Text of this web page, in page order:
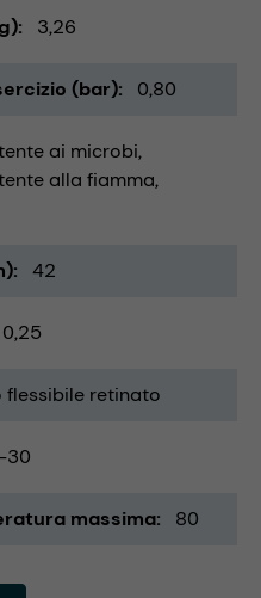
3,26
(bar) 0,80
ai microbi
alla fiamma
42
0,25
flessibile retinato
-30
massima 80